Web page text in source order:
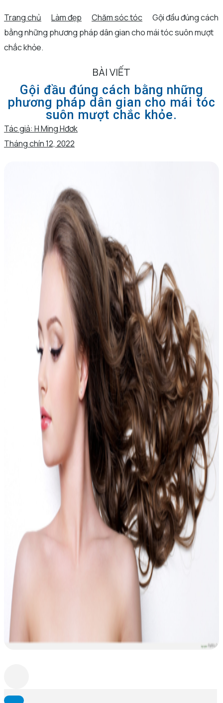
Trang chủ Làm đẹp Chăm sóc tóc
Gội đầu đúng cách
bằng những phương pháp dân gian cho mái tóc suôn mượt
chắc khỏe.
BÀI VIẾT
Gội đầu đúng cách bằng những
phương pháp dân gian cho mái tóc
suôn mượt chắc khỏe.
Tác giả: H Ming Hđơk
Tháng chín 12, 2022